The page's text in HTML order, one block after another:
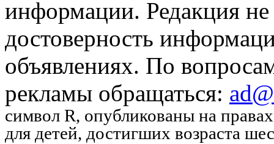
информации. Редакция не
достоверность
объявлениях. По
рекламы обращаться:
символ R, опубликованы на
для детей, достигших возраста